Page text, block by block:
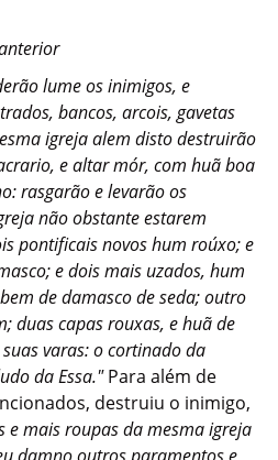
lume os inimigos, e
bancos, arcois, gavetas
igreja alem disto destruirão
e altar mór, com huã boa
rasgarão e levarão os
não obstante estarem
pontificais novos hum roúxo; e
e dois mais uzados, hum
de damasco de seda; outro
duas capas rouxas, e huã de
varas: o cortinado da
da Essa."Para além de
destruiu o inimigo,
e mais roupas da mesma igreja
damno outros paramentos e